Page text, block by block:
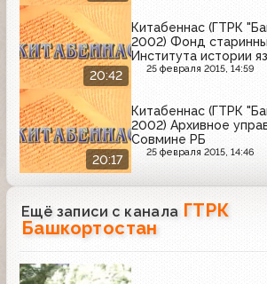
20:42
Китабеннас (ГТРК
2002) Фонд
Института истории
литературы
25 февраля 2015, 14:59
20:17
Китабеннас (ГТРК
2002) Архивное
Совмине РБ
25 февраля 2015, 14:46
Ещё записи с канала ГТРК
Башкортостан